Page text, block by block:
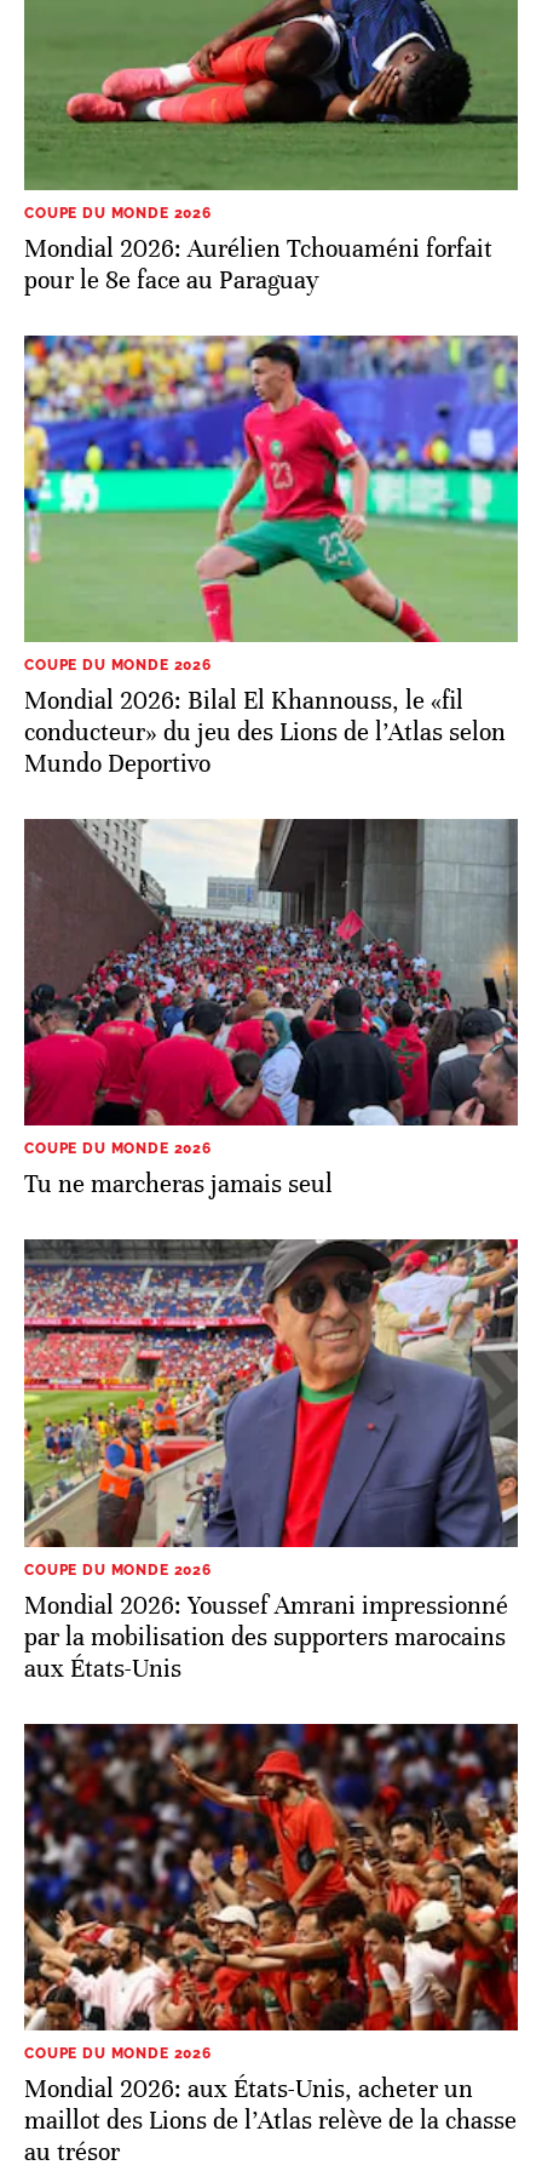
COUPE DU MONDE 2026
Mondial 2026: Aurélien Tchouaméni forfait
pour le 8e face au Paraguay
COUPE DU MONDE 2026
Mondial 2026: Bilal El Khannouss, le «fil
conducteur» du jeu des Lions de l’Atlas selon
Mundo Deportivo
COUPE DU MONDE 2026
Tu ne marcheras jamais seul
COUPE DU MONDE 2026
Mondial 2026: Youssef Amrani impressionné
par la mobilisation des supporters marocains
aux États-Unis
COUPE DU MONDE 2026
Mondial 2026: aux États-Unis, acheter un
maillot des Lions de l’Atlas relève de la chasse
au trésor